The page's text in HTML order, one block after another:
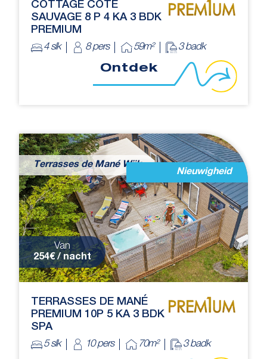
COTTAGE CÔTE
SAUVAGE 8 P 4 KA 3 BDK
PREMIUM
4 slk 8 pers 59m² 3 badk
Ontdek
Terrasses de Mané Wijk
Nieuwigheid
Van
254€ / nacht
TERRASSES DE MANÉ
PREMIUM 10P 5 KA 3 BDK
SPA
5 slk 10 pers 70m² 3 badk